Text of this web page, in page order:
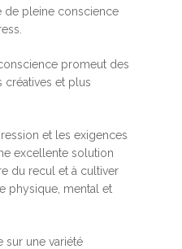
de pleine conscience
promeut des
créatives et plus
et les exigences
excellente solution
du recul et à cultiver
physique, mental et
sur une variété